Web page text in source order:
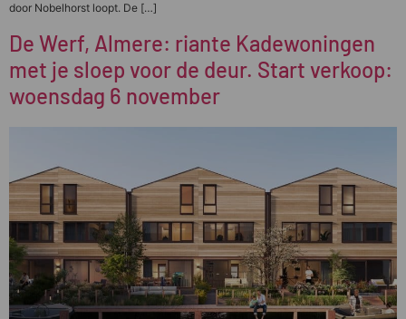
door Nobelhorst loopt. De […]
De Werf, Almere: riante Kadewoningen
met je sloep voor de deur. Start verkoop:
woensdag 6 november